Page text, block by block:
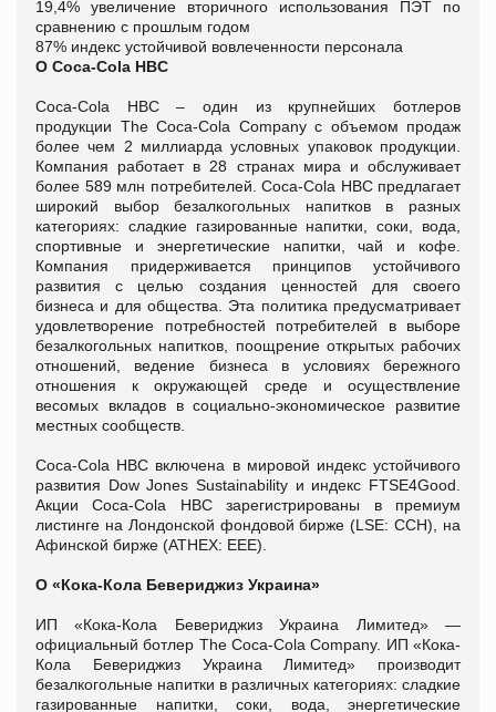
19,4% увеличение вторичного использования ПЭТ по
сравнению с прошлым годом
87% индекс устойчивой вовлеченности персонала
О Coca-Cola HBC
Coca-Cola HBC – один из крупнейших ботлеров
продукции The Coca-Cola Company с объемом продаж
более чем 2 миллиарда условных упаковок продукции.
Компания работает в 28 странах мира и обслуживает
более 589 млн потребителей. Coca-Cola HBC предлагает
широкий выбор безалкогольных напитков в разных
категориях: сладкие газированные напитки, соки, вода,
спортивные и энергетические напитки, чай и кофе.
Компания придерживается принципов устойчивого
развития с целью создания ценностей для своего
бизнеса и для общества. Эта политика предусматривает
удовлетворение потребностей потребителей в выборе
безалкогольных напитков, поощрение открытых рабочих
отношений, ведение бизнеса в условиях бережного
отношения к окружающей среде и осуществление
весомых вкладов в социально-экономическое развитие
местных сообществ.
Coca-Cola HBC включена в мировой индекс устойчивого
развития Dow Jones Sustainability и индекс FTSE4Good.
Акции Coca-Cola HBC зарегистрированы в премиум
листинге на Лондонской фондовой бирже (LSE: CCH), на
Афинской бирже (ATHEX: EEE).
О «Кока-Кола Бевериджиз Украина»
ИП «Кока-Кола Бевериджиз Украина Лимитед» —
официальный ботлер The Coca-Cola Company. ИП «Кока-
Кола Бевериджиз Украина Лимитед» производит
безалкогольные напитки в различных категориях: сладкие
газированные напитки, соки, вода, энергетические